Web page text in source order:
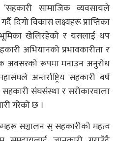
‘सहकारी सामाजिक व्यवसायले
दिगो विकास लक्ष्यहरू प्राप्तिका
भूमिका खेलिरहेको र यसलाई थप
अभियानको प्रभावकारीता र
अवसरको रूपमा मनाउन अनुरोध
अन्तर्राष्ट्रिय सहकारी बर्ष
संघसंस्था र सरोकारवाला
गरेको छ ।
सञ्चालन स् सहकारीको महत्व